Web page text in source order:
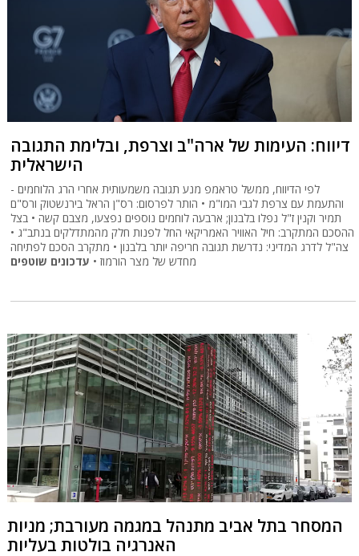
דיווח: העימות של ארה"ב וצרפת, ובלימת התגובה
הישראלית
לפי הדיווח, ממשל טראמפ מנע תגובה משמעותית אחרי הרג הלוחמים -
והתעמת עם צרפת לגבי המו"מ • הותר לפרסום: רס"ן הראל בירנשטוק ורס"ם
תמיר וקנין ז"ל נפלו בלבנון; ארבעה לוחמים נוספים נפצעו, מצבם קשה • בצל
ההסכם המתקרב: חיל האוויר האמריקאי החל לפנות חלק מהמתדלקים בנתב"ג •
צה"ל לדרג המדיני: נדרשת תגובה חריפה יותר בלבנון • מתקרב הסכם לפתיחה
מחדש של מצר הורמוז • עדכונים שוטפים
המסחר בתל אביב מתנהל במגמה מעורבת; מניות
האנרגיה בולטות בעליות